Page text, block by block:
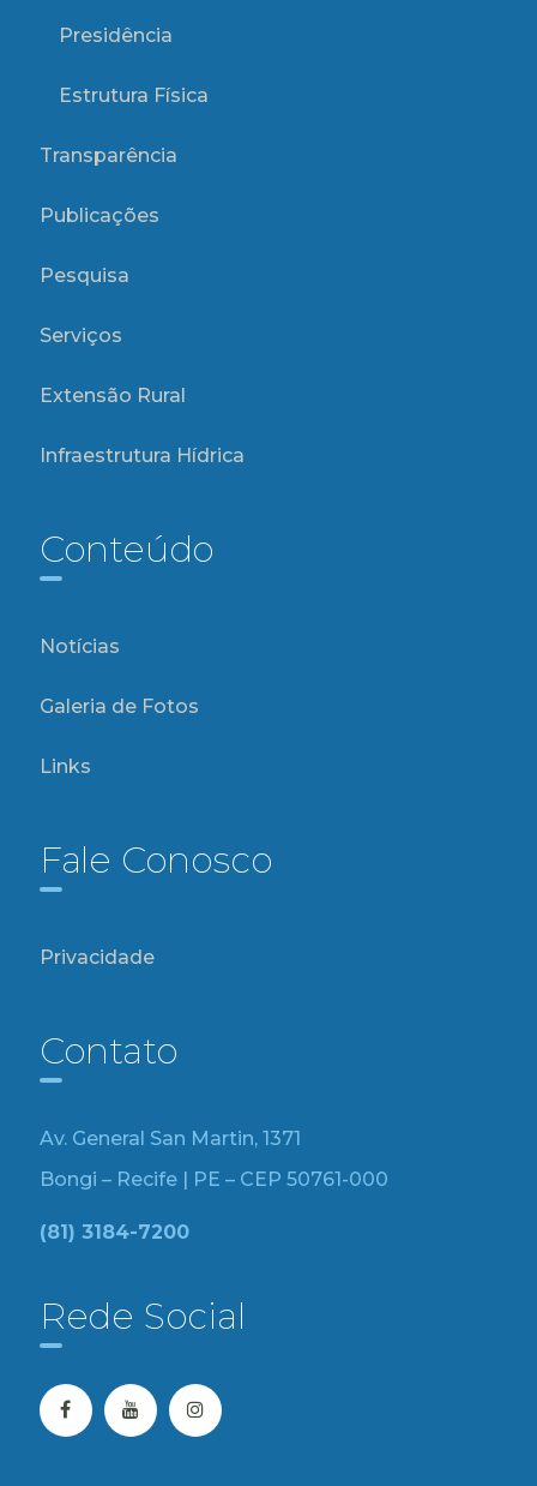
Presidência
Estrutura Física
Transparência
Publicações
Pesquisa
Serviços
Extensão Rural
Infraestrutura Hídrica
Conteúdo
Notícias
Galeria de Fotos
Links
Fale Conosco
Privacidade
Contato
Av. General San Martin, 1371
Bongi – Recife | PE – CEP 50761-000
(81) 3184-7200
Rede Social